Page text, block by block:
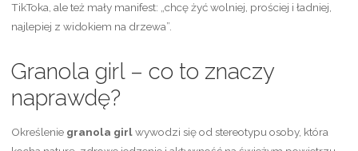
TikToka, ale też mały manifest: „chcę żyć wolniej, prościej i ładniej,
najlepiej z widokiem na drzewa”.
Granola girl – co to znaczy
naprawdę?
Określenie granola girlwywodzi się od stereotypu osoby, która